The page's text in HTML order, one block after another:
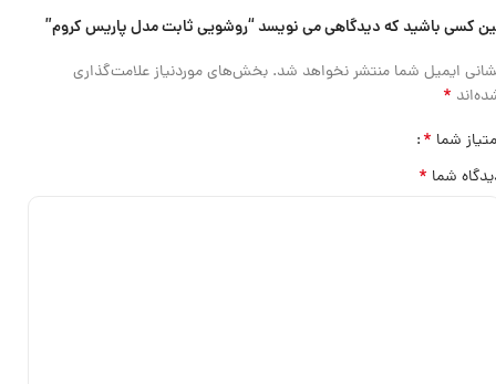
کسی باشید که دیدگاهی می نویسد “روشویی ثابت مدل پاریس کروم”
ایمیل شما منتشر نخواهد شد. بخش‌های موردنیاز علامت‌گذاری
*
شما *
شما *